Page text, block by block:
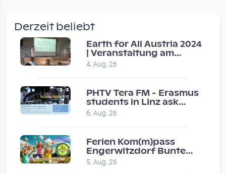
Vor 2 weeks 2 days
Coole Sendung, tolle…
Vor 1 month 1 week
Eure Show war super :-)…
Vor 1 month 2 weeks
Derzeit beliebt
Earth for All Austria 2024
| Veranstaltung am
8.7.2024
4. Aug. 26
PHTV Tera FM - Erasmus
students in Linz ask
people on road for
recommendations
6. Aug. 26
Ferien Kom(m)pass
Engerwitzdorf Bunte
Hundestunde
5. Aug. 26